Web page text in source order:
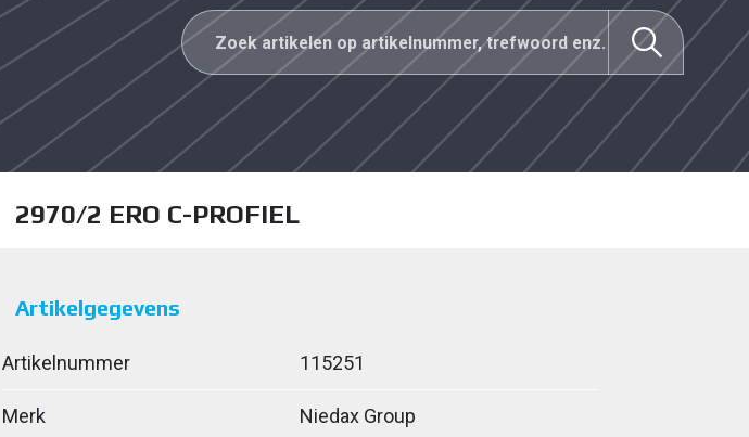
2970/2 ERO C-PROFIEL
Artikelgegevens
Artikelnummer 115251
Merk Niedax Group